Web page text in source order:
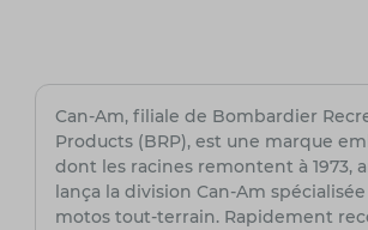
Can-Am, filiale de Bombardier
Products (BRP), est une marque
dont les racines remontent à 1973,
lança la division Can-Am
motos tout-terrain. Rapidement